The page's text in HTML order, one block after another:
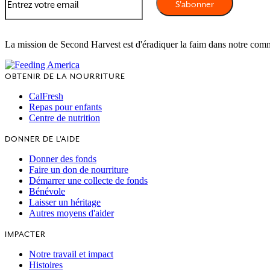
La mission de Second Harvest est d'éradiquer la faim dans notre
OBTENIR DE LA NOURRITURE
CalFresh
Repas pour enfants
Centre de nutrition
DONNER DE L'AIDE
Donner des fonds
Faire un don de nourriture
Démarrer une collecte de fonds
Bénévole
Laisser un héritage
Autres moyens d'aider
IMPACTER
Notre travail et impact
Histoires